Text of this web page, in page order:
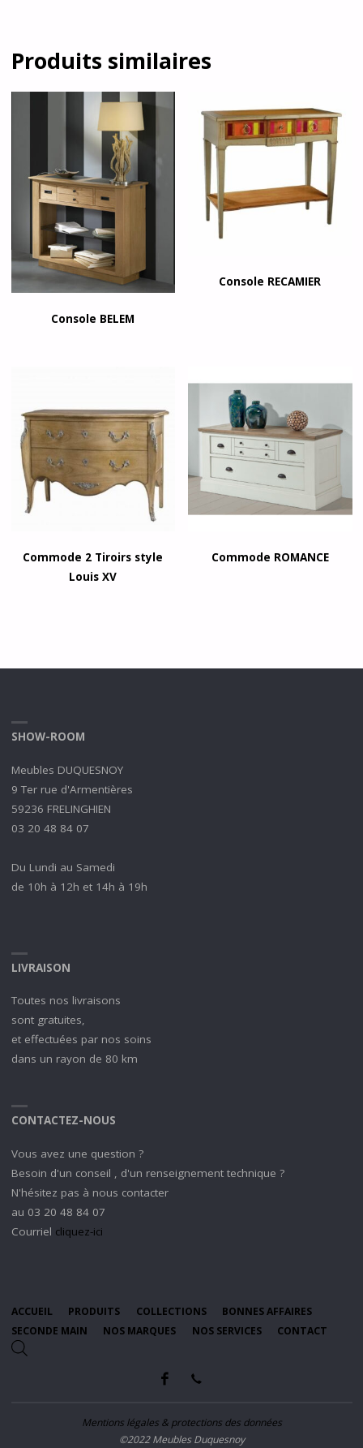
Produits similaires
Console BELEM
Console RECAMIER
Commode 2 Tiroirs style
Louis XV
Commode ROMANCE
SHOW-ROOM
Meubles DUQUESNOY
9 Ter rue d'Armentières
59236 FRELINGHIEN
03 20 48 84 07
Du Lundi au Samedi
de 10h à 12h et 14h à 19h
LIVRAISON
Toutes nos livraisons
sont gratuites,
et effectuées par nos soins
dans un rayon de 80 km
CONTACTEZ-NOUS
Vous avez une question ?
Besoin d'un conseil , d'un renseignement technique ?
N'hésitez pas à nous contacter
au 03 20 48 84 07
Courriel cliquez-ici
ACCUEIL PRODUITS COLLECTIONS
BONNES AFFAIRES
SECONDE MAIN
NOS MARQUES NOS SERVICES CONTACT
Mentions légales & protections des données
©2022 Meubles Duquesnoy